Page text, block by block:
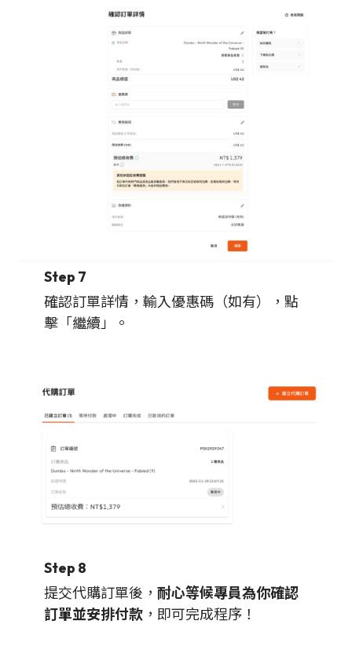
Step 7
確認訂單詳情，輸入優惠碼（如有），點
擊「繼續」。
Step 8
提交代購訂單後， 耐心等候專員為你確認
訂單並安排付款 ，即可完成程序！